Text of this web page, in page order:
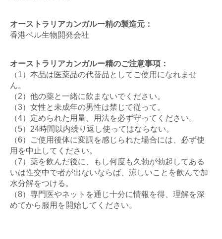
オーストラリアカンガルー精の製造元：
香港ベル生物開発会社
オーストラリアカンガルー精のご注意事項：
（1）本品は医薬品の代替品としてご使用になれませ
ん。
（2）他の薬と一緒に飲まないでください。
（3）女性と未成年の男性は禁じて従って。
（4）定められた用量、用法を必ず守ってください。
（5）24時間以内繰り返し使ってはならない。
（6）ご使用後体に変調を感じられた場合には、必ず使
用を中止してください。
（7）薬を飲んだ後に、もし何度も久勃が勃起してある
いは性交中で者が出ないならば、涼しいことを飲んで加
水分解をつける。
（8）専門医やネットを通じ十分に情報を得、理解を深
めてから服用を開始してください。